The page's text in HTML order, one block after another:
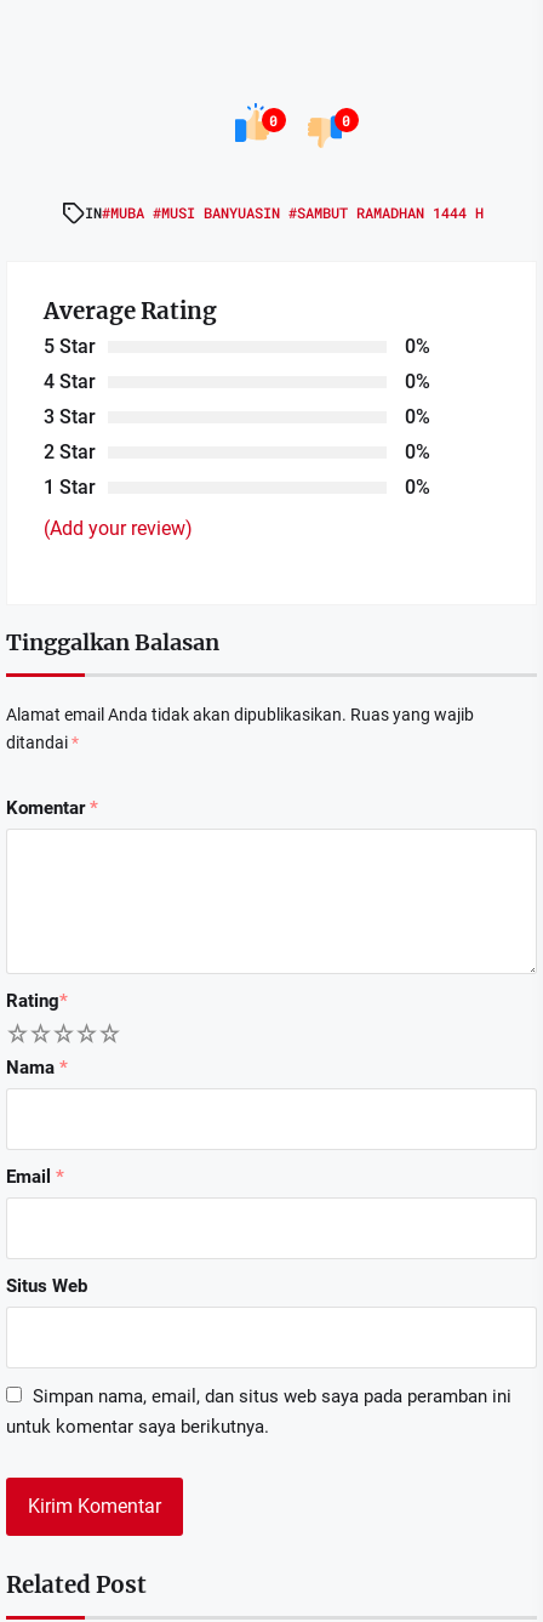
0 0
IN#MUBA #MUSI BANYUASIN #SAMBUT RAMADHAN 1444 H
Average Rating
5 Star
0%
4 Star
0%
3 Star
0%
2 Star
0%
1 Star
0%
(Add your review)
Tinggalkan Balasan
Alamat email Anda tidak akan dipublikasikan. Ruas yang wajib
ditandai*
Komentar*
Rating*
5
4
3
2
Nama *
Email *
Situs Web
Simpan nama, email, dan situs web saya pada peramban ini
untuk komentar saya berikutnya.
Related Post